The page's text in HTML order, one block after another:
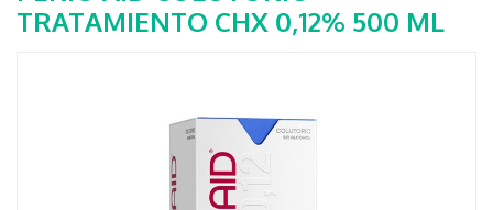
TRATAMIENTO CHX 0,12% 500 ML